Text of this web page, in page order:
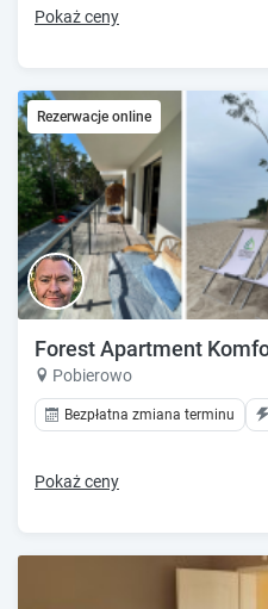
Pokaż ceny
Rezerwacje online
Forest Apartment
Pobierowo
Bezpłatna zmiana terminu
Pokaż ceny